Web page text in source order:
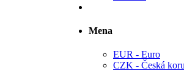
Mena
EUR - Euro
CZK - Česká